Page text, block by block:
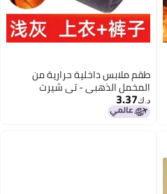
طقم ملابس داخلية حرارية من
المخمل الذهبي - تي شيرت
وسروال سميك بأكمام طويلة للرجال
د.ك‏3.37